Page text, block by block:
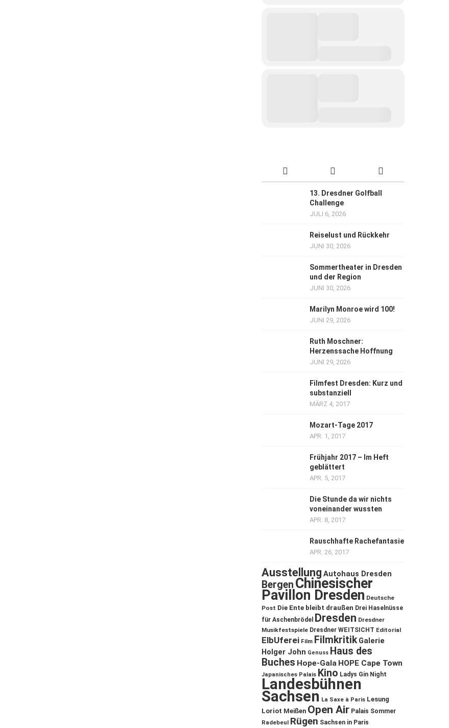
13. Dresdner Golfball
Challenge
JULI 6, 2026
Reiselust und Rückkehr
JUNI 30, 2026
Sommertheater in Dresden
und der Region
JUNI 30, 2026
Marilyn Monroe wird 100!
JUNI 29, 2026
Ruth Moschner:
Herzenssache Hoffnung
JUNI 29, 2026
Filmfest Dresden: Kurz und
substanziell
MÄRZ 4, 2017
Mozart-Tage 2017
APR. 1, 2017
Frühjahr 2017 – Im Heft
geblättert
APR. 5, 2017
Die Stunde da wir nichts
voneinander wussten
APR. 8, 2017
Rauschhafte Rachefantasie
APR. 26, 2017
Ausstellung Autohaus Dresden
Bergen Chinesischer
Pavillon Dresden Deutsche
Post Die Ente bleibt draußen Drei Haselnüsse
für Aschenbrödel
Dresden Dresdner
Musikfestspiele Dresdner WEITSICHT Editorial
ElbUferei Film Filmkritik Galerie
Holger John Genuss Haus des
Buches Hope-Gala HOPE Cape Town
Japanisches Palais Kino Ladys Gin Night
Landesbühnen
Sachsen La Saxe à Paris Lesung
Loriot Meißen Open Air Palais Sommer
Radebeul Rügen Sachsen in Paris